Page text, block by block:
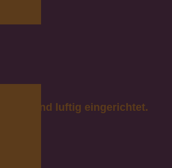
und luftig eingerichtet.